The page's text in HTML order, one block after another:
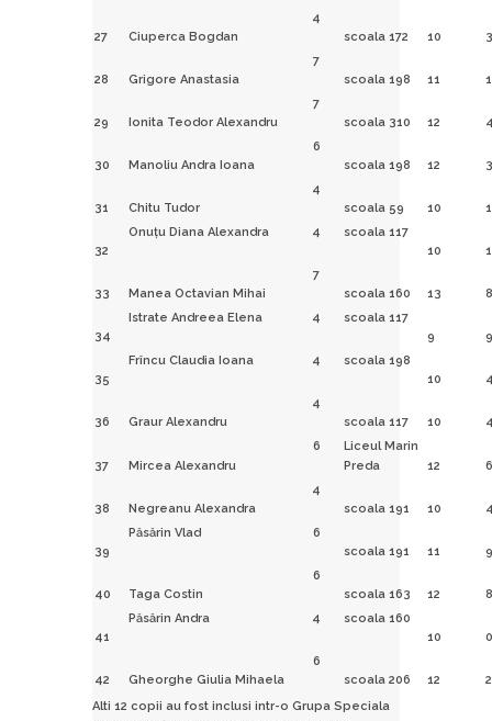
27 Ciuperca Bogdan
4
scoala 172
10 3
28 Grigore Anastasia
7
scoala 198
11
29 Ionita Teodor Alexandru
7
scoala 310
12
30 Manoliu Andra Ioana
6
scoala 198
12 3
31 Chitu Tudor
4
scoala 59
10 1
32
Onuţu Diana Alexandra 4
scoala 117
10
1
33 Manea Octavian Mihai
7
scoala 160
13 8
34
Istrate Andreea Elena 4
scoala 117
9
9
35
Frîncu Claudia Ioana 4
scoala 198
10
36 Graur Alexandru
4
scoala 117
10
37 Mircea Alexandru
6
Liceul Marin
Preda
12 6
38 Negreanu Alexandra
4
scoala 191
10
39
Păsărin Vlad
6
scoala 191
11 9
40 Taga Costin
6
scoala 163
12 8
41
Păsărin Andra 4
scoala 160
10
0
42 Gheorghe Giulia Mihaela
6
scoala 206
12
2
Alti 12 copii au fost inclusi intr-o Grupa Speciala